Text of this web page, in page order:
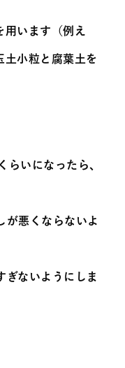
います（例え
土小粒と腐葉土を
いになったら、
が悪くならないよ
ぎないようにしま